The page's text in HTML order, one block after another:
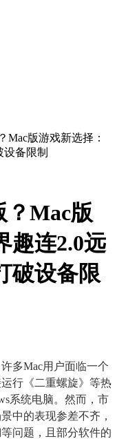
Mac版游戏新选择：
备限制
？Mac版
趣连2.0远
破设备限
多Mac用户面临一个
行《二重螺旋》等热
系统电脑。然而，市
中的表现参差不齐，
问题，且部分软件的